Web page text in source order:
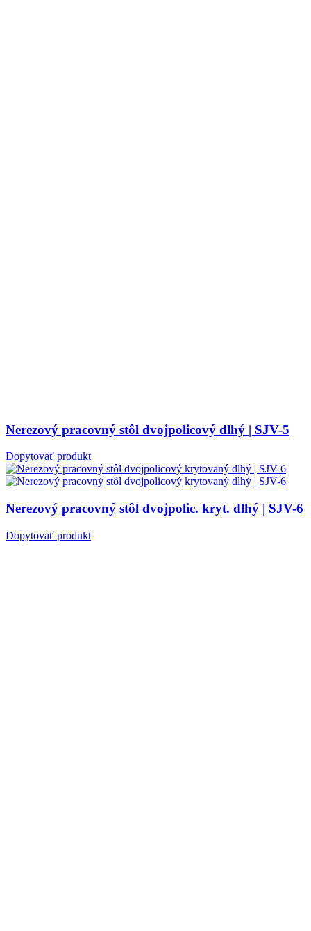
Nerezový pracovný stôl dvojpolicový dlhý | SJV-5
Dopytovať produkt
Nerezový pracovný stôl dvojpolic. kryt. dlhý | SJV-6
Dopytovať produkt